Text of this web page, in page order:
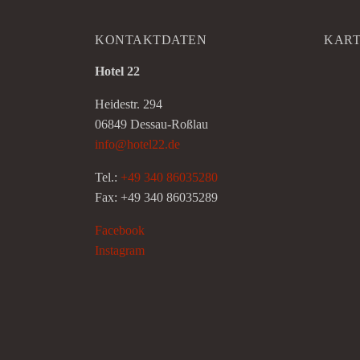
KONTAKTDATEN
Hotel 22
Heidestr. 294
06849 Dessau-Roßlau
info@hotel22.de
Tel.: +49 340 86035280
Fax: +49 340 86035289
Facebook
Instagram